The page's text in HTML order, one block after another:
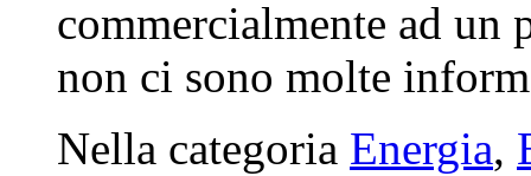
commercialmente ad
non ci sono molte
Nella categoria Energia,